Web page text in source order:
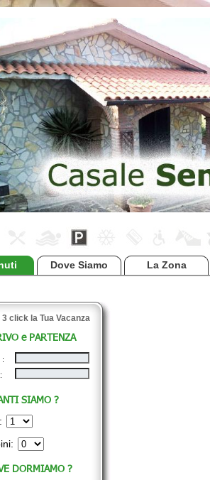
Dove Siamo La Zona
click la Tua Vacanza
e PARTENZA
:
SIAMO ?
DORMIAMO ?